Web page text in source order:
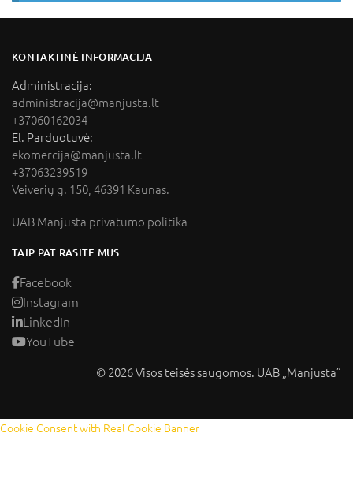
KONTAKTINĖ INFORMACIJA
Administracija:
administracija@manjusta.lt
+37060162034
El. Parduotuvė:
ekomercija@manjusta.lt
+37063239519
Veiverių g. 150, 46391 Kaunas.
UAB Manjusta privatumo politika
TAIP PAT RASITE MUS:
Facebook
Instagram
LinkedIn
YouTube
© 2026 Visos teisės saugomos. UAB „Manjusta”
Cookie Consent with Real Cookie Banner